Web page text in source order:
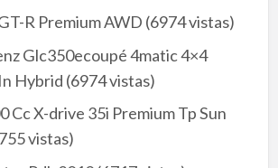
R Premium AWD (6974 vistas)
Glc350ecoupé 4matic 4×4
Hybrid (6974 vistas)
Cc X-drive 35i Premium Tp Sun
vistas)